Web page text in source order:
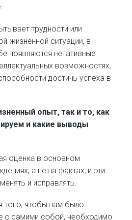
трудности или
жизненной ситуации, в
появляются негативные
возможностях,
достичь успеха в
опыт, так и то, как
и какие выводы
оценка в основном
а не на фактах, и эти
и исправлять.
того, чтобы нам было
с самими собой, необходимо